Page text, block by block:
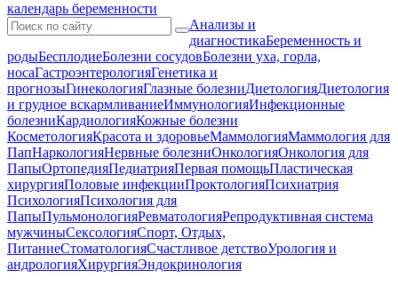
календарь беременности
Анализы и
диагностикаБеременность и
родыБесплодиеБолезни сосудовБолезни уха, горла,
носаГастроэнтерологияГенетика и
прогнозыГинекологияГлазные болезниДиетологияДиетология
и грудное вскармливаниеИммунологияИнфекционные
болезниКардиологияКожные болезни
КосметологияКрасота и здоровьеМаммологияМаммология для
ПапНаркологияНервные болезниОнкологияОнкология для
ПапыОртопедияПедиатрияПервая помощьПластическая
хирургияПоловые инфекцииПроктологияПсихиатрия
ПсихологияПсихология для
ПапыПульмонологияРевматологияРепродуктивная система
мужчиныСексологияСпорт, Отдых,
ПитаниеСтоматологияСчастливое детствоУрология и
андрологияХирургияЭндокринология